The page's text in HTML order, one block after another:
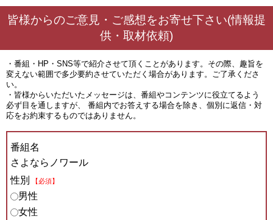
皆様からのご意見・ご感想をお寄せ下さい(情報提
供・取材依頼)
・番組・HP・SNS等で紹介させて頂くことがあります。その際、趣旨を
変えない範囲で多少要約させていただく場合があります。ご了承くださ
い。
・皆様からいただいたメッセージは、番組やコンテンツに役立てるよう
必ず目を通しますが、 番組内でお答えする場合を除き、個別に返信・対
応をお約束するものではありません。
番組名
さよならノワール
性別
【必須】
男性
女性